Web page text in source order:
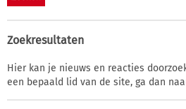
Zoekresultaten
Hier kan je nieuws en reacties
een bepaald lid van de site, ga dan